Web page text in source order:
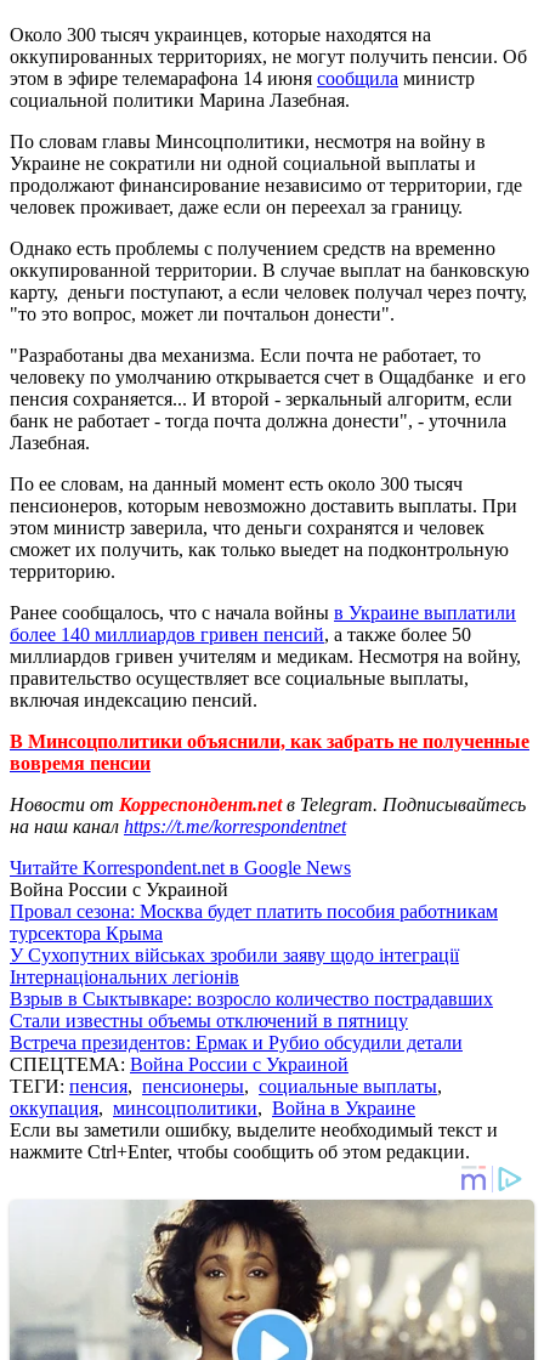
Около 300 тысяч украинцев, которые находятся на
оккупированных территориях, не могут получить пенсии. Об
этом в эфире телемарафона 14 июня сообщила министр
социальной политики Марина Лазебная.
По словам главы Минсоцполитики, несмотря на войну в
Украине не сократили ни одной социальной выплаты и
продолжают финансирование независимо от территории, где
человек проживает, даже если он переехал за границу.
Однако есть проблемы с получением средств на временно
оккупированной территории. В случае выплат на банковскую
карту, деньги поступают, а если человек получал через почту,
"то это вопрос, может ли почтальон донести".
"Разработаны два механизма. Если почта не работает, то
человеку по умолчанию открывается счет в Ощадбанке и его
пенсия сохраняется... И второй - зеркальный алгоритм, если
банк не работает - тогда почта должна донести", - уточнила
Лазебная.
По ее словам, на данный момент есть около 300 тысяч
пенсионеров, которым невозможно доставить выплаты. При
этом министр заверила, что деньги сохранятся и человек
сможет их получить, как только выедет на подконтрольную
территорию.
Ранее сообщалось, что с начала войны в Украине выплатили
более 140 миллиардов гривен пенсий, а также более 50
миллиардов гривен учителям и медикам. Несмотря на войну,
правительство осуществляет все социальные выплаты,
включая индексацию пенсий.
В Минсоцполитики объяснили, как забрать не полученные
вовремя пенсии
Новости от Корреспондент.netв Telegram. Подписывайтесь
на наш канал https://t.me/korrespondentnet
Читайте Korrespondent.net в Google News
Война России с Украиной
Провал сезона: Москва будет платить пособия работникам
турсектора Крыма
У Сухопутних військах зробили заяву щодо інтеграції
Інтернаціональних легіонів
Взрыв в Сыктывкаре: возросло количество пострадавших
Стали известны объемы отключений в пятницу
Встреча президентов: Ермак и Рубио обсудили детали
СПЕЦТЕМА: Война России с Украиной
ТЕГИ: пенсия, пенсионеры, социальные выплаты,
оккупация, минсоцполитики, Война в Украине
Если вы заметили ошибку, выделите необходимый текст и
нажмите Ctrl+Enter, чтобы сообщить об этом редакции.